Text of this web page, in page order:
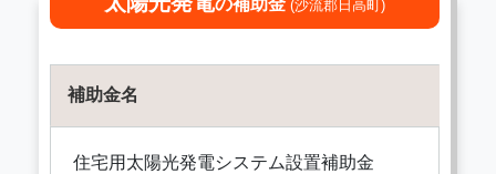
の補助金 (沙流郡日高町)
補助金名
住宅用太陽光発電システム設置補助金